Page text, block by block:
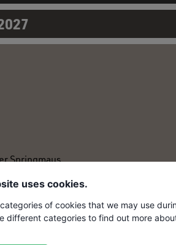
Springmaus
besondere Tournee 2026 & 2027
Show zurück und verspricht erneut,
uses cookies.
of cookies that we may use
different categories to find out more